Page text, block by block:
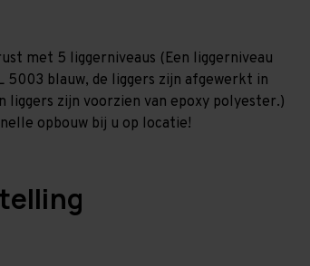
met 5 liggerniveaus (Een liggerniveau
blauw, de liggers zijn afgewerkt in
zijn voorzien van epoxy polyester.)
opbouw bij u op locatie!